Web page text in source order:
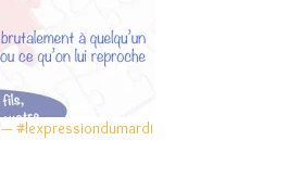
— #lexpressiondumardi